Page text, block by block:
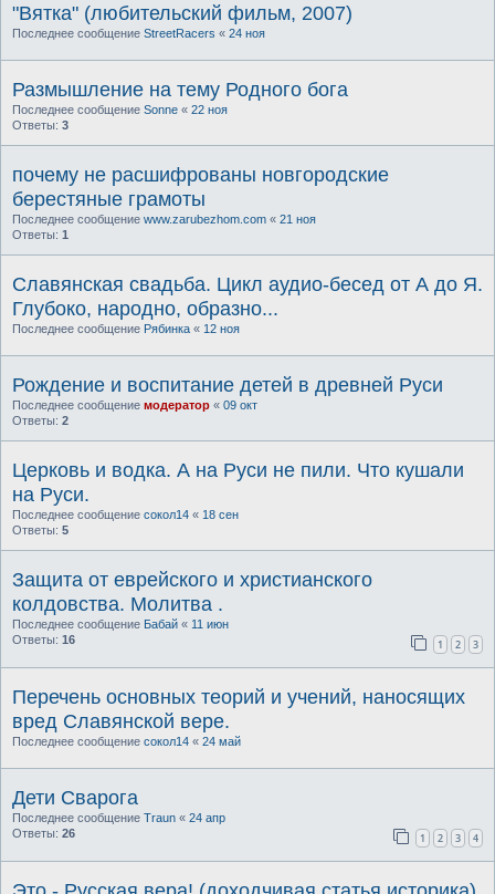
"Вятка" (любительский фильм, 2007)
Последнее сообщение StreetRacers « 24 ноя
Размышление на тему Родного бога
Последнее сообщение Sonne « 22 ноя
Ответы: 3
почему не расшифрованы новгородские
берестяные грамоты
Последнее сообщение www.zarubezhom.com « 21 ноя
Ответы: 1
Славянская свадьба. Цикл аудио-бесед от А до Я.
Глубоко, народно, образно...
Последнее сообщение Рябинка « 12 ноя
Рождение и воспитание детей в древней Руси
Последнее сообщение модератор « 09 окт
Ответы: 2
Церковь и водка. А на Руси не пили. Что кушали
на Руси.
Последнее сообщение сокол14 « 18 сен
Ответы: 5
Защита от еврейского и христианского
колдовства. Молитва .
Последнее сообщение Бабай « 11 июн
Ответы: 16 1 2 3
Перечень основных теорий и учений, наносящих
вред Славянской вере.
Последнее сообщение сокол14 « 24 май
Дети Сварога
Последнее сообщение Traun « 24 апр
Ответы: 26 1 2 3 4